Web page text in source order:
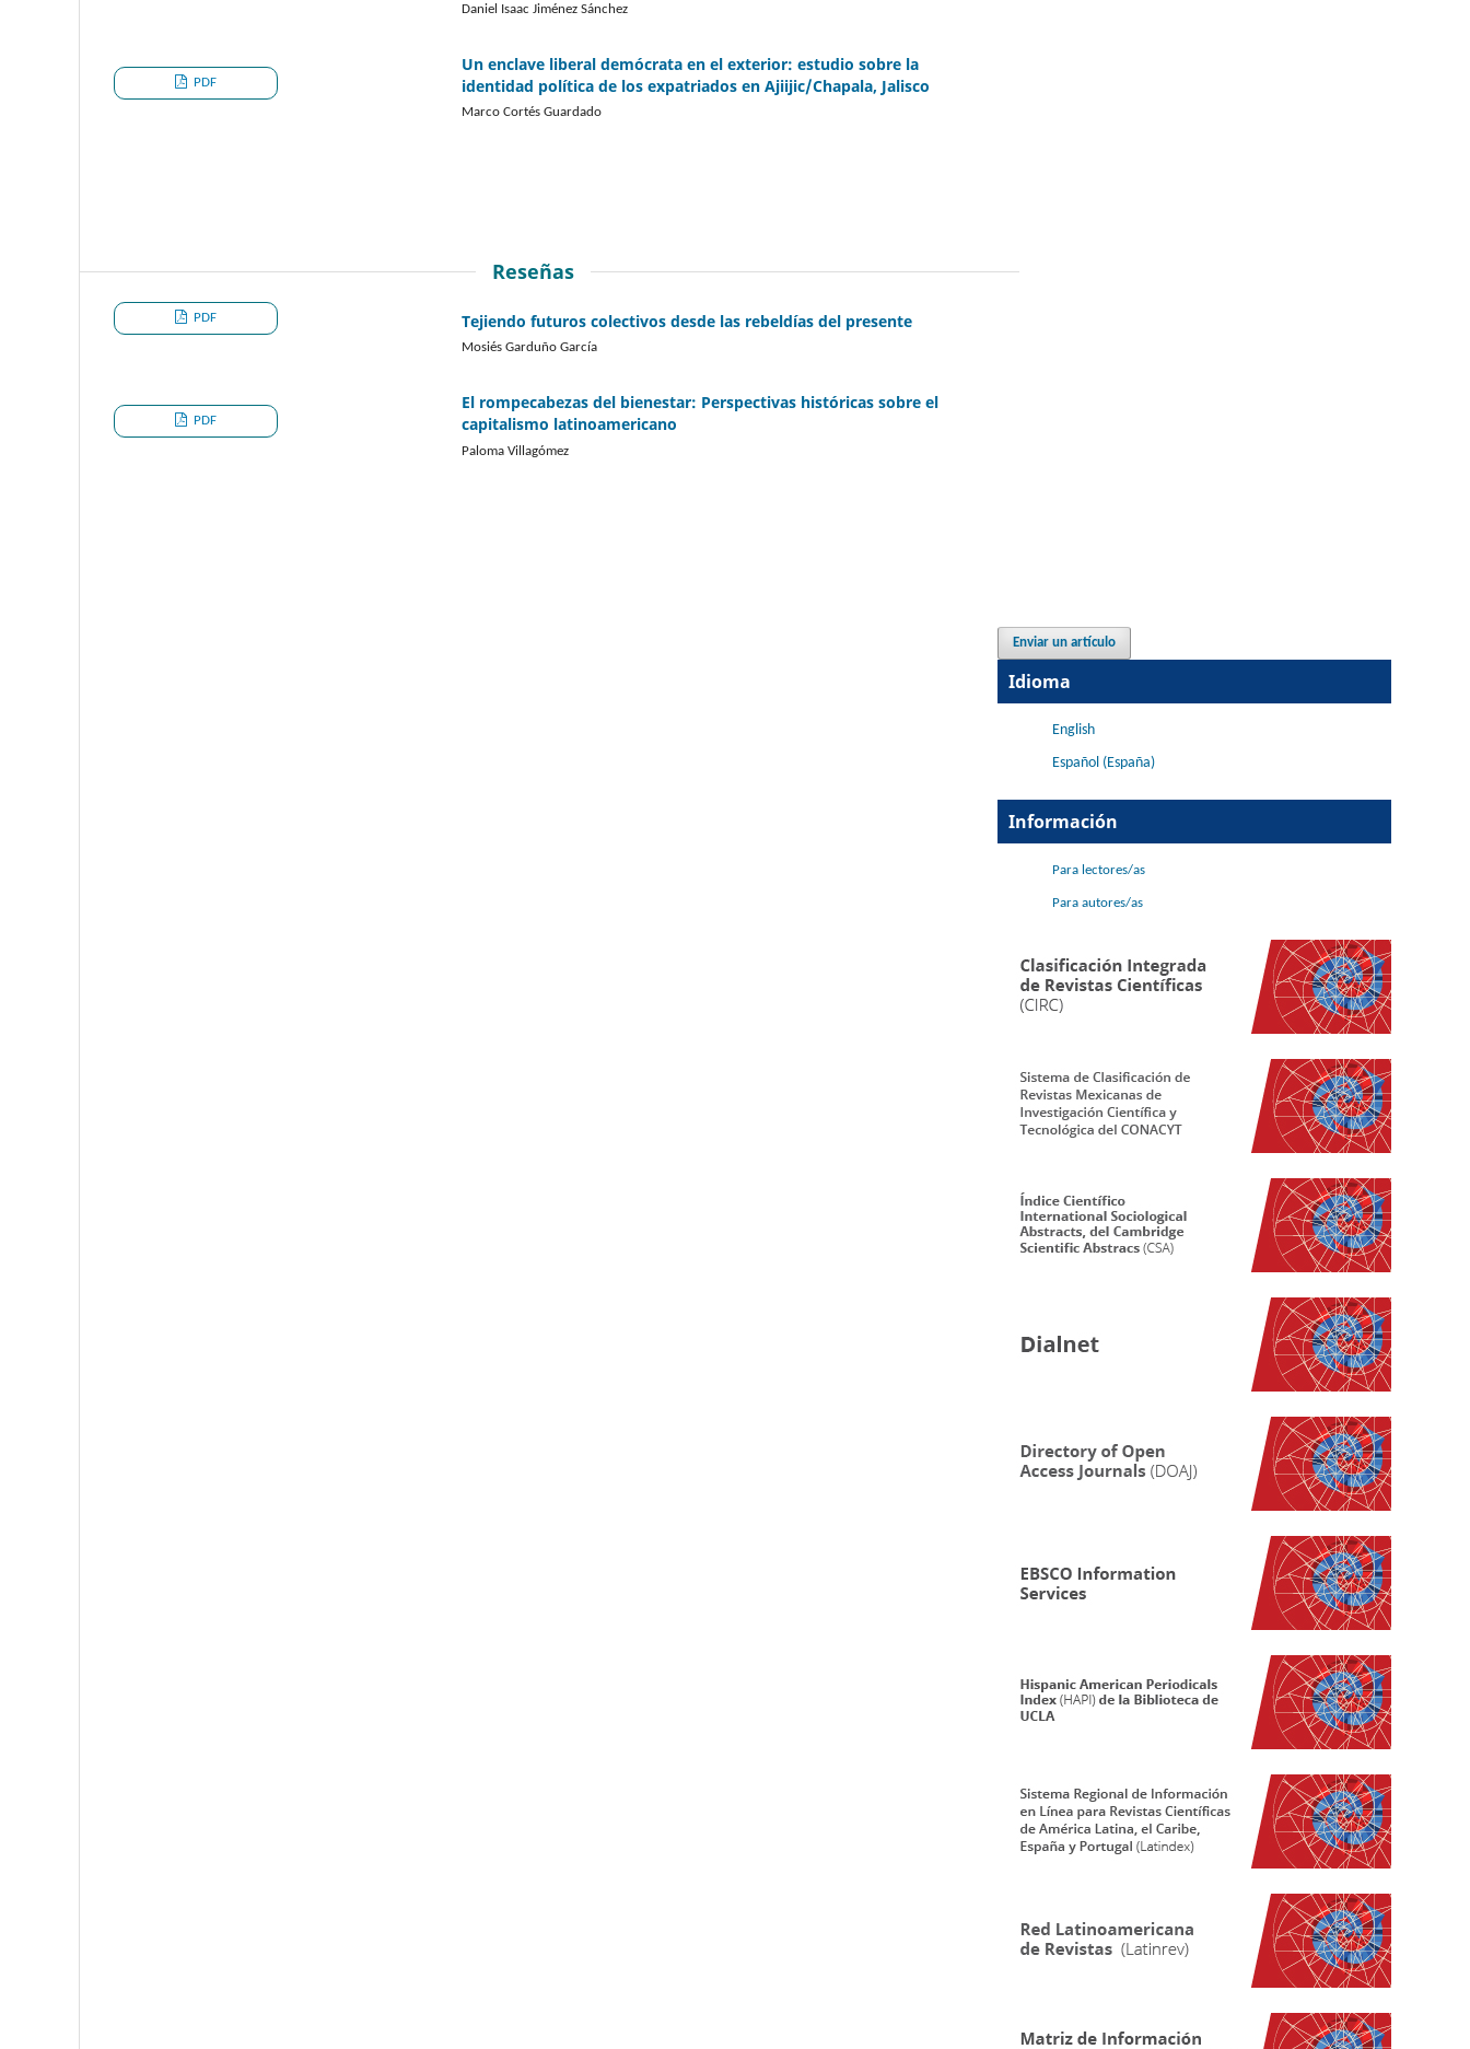
Daniel Isaac Jiménez Sánchez
Un enclave liberal demócrata en el exterior: estudio sobre la
identidad política de los expatriados en Ajiijic/Chapala, Jalisco
Marco Cortés Guardado
PDF
Reseñas
Tejiendo futuros colectivos desde las rebeldías del presente
Mosiés Garduño García
PDF
El rompecabezas del bienestar: Perspectivas históricas sobre el
capitalismo latinoamericano
Paloma Villagómez
PDF
Enviar un artículo
Idioma
English
Español (España)
Información
Para lectores/as
Para autores/as